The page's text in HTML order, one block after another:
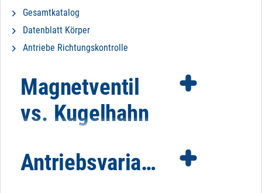
Gesamtkatalog
Datenblatt Körper
Antriebe Richtungskontrolle
Magnetventil
vs. Kugelhahn
Es gibt bestimmte Faktoren, die für oder gegen den
Antriebsvarianten